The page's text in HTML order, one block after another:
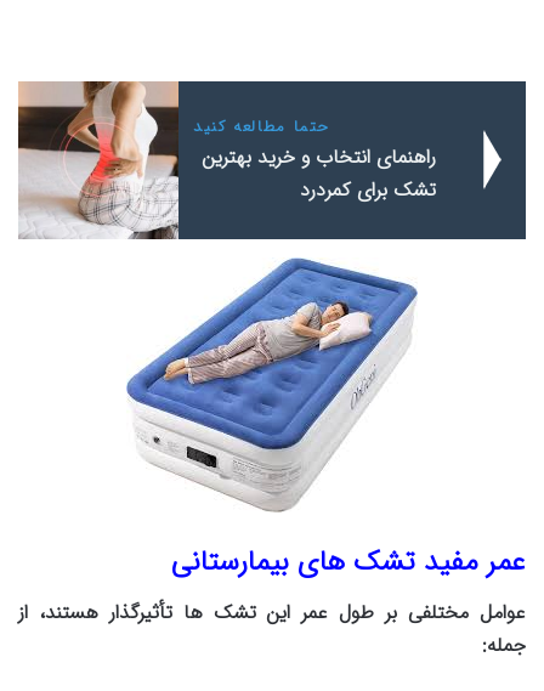
حتما مطالعه کنید
راهنمای انتخاب و خرید بهترین
تشک برای کمردرد
عمر مفید تشک های بیمارستانی
عوامل مختلفی بر طول عمر این تشک ها تأثیرگذار هستند، از
جمله: